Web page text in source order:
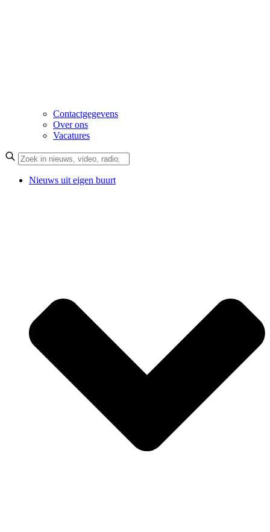
Contactgegevens
Over ons
Vacatures
Nieuws uit eigen buurt